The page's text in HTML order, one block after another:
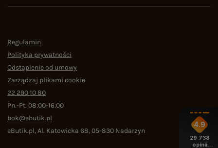
Regulamin
Polityka prywatności
Odstąpienie od umowy
Zarządzaj plikami cookie
22 290 10 80
Pn.-Pt. 08:00-16:00
bok@ebutik.pl
eButik.pl,Al. Katowicka 68,05-830 Nadarzyn
4.9
29 738
opinii